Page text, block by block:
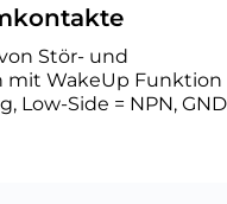
Stör- und
mit WakeUp Funktion
Low-Side = NPN, GND